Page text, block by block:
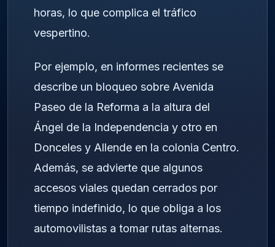
horas, lo que complica el tráfico
vespertino.
Por ejemplo, en informes recientes se
describe un bloqueo sobre Avenida
Paseo de la Reforma a la altura del
Ángel de la Independencia y otro en
Donceles y Allende en la colonia Centro.
Además, se advierte que algunos
accesos viales quedan cerrados por
tiempo indefinido, lo que obliga a los
automovilistas a tomar rutas alternas.